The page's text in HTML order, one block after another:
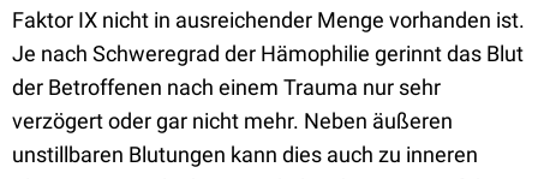
Faktor IX nicht in ausreichender Menge vorhanden ist.
Je nach Schweregrad der Hämophilie gerinnt das Blut
der Betroffenen nach einem Trauma nur sehr
verzögert oder gar nicht mehr. Neben äußeren
unstillbaren Blutungen kann dies auch zu inneren